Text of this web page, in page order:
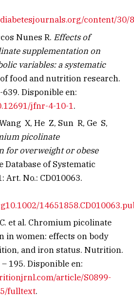
content/30/
Nunes R. Effects of
supplementation on
variables: a systematic
food and nutrition research.
639. Disponible en:
jfnr-4-10-1.
X, He Z, Sun R, Ge S,
picolinate
for overweight or obese
Database of Systematic
Art. No.: CD010063.
et al. Chromium picolinate
in women: effects on body
and iron status. Nutrition.
195. Disponible en:
article/S0899-
fulltext.